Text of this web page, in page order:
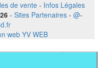
de vente - Infos Légales
- Sites Partenaires - @-
web YV WEB